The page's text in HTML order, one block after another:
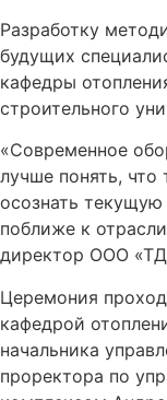
Разработку
будущих
кафедры
строительного
«Современное
лучше понять, что
осознать текущую
поближе к
директор ООО «ТД
Церемония
кафедрой
начальника
проректора по